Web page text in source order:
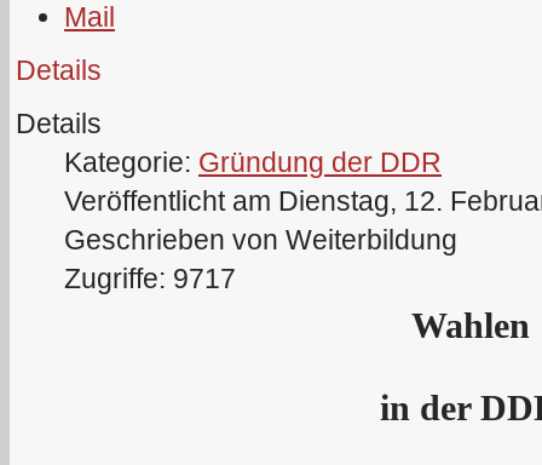
Details
Details
Kategorie: Gründung der DDR
Veröffentlicht am Dienstag, 12.
Geschrieben von Weiterbildung
Zugriffe: 9717
Wahlen
in der